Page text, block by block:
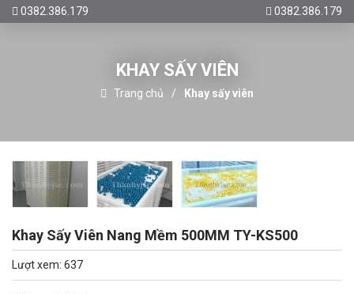
0382.386.179 0382.386.179
KHAY SẤY VIÊN
Trang chủ Khay sấy viên
Khay Sấy Viên Nang Mềm 500MM TY-KS500
Lượt xem: 637